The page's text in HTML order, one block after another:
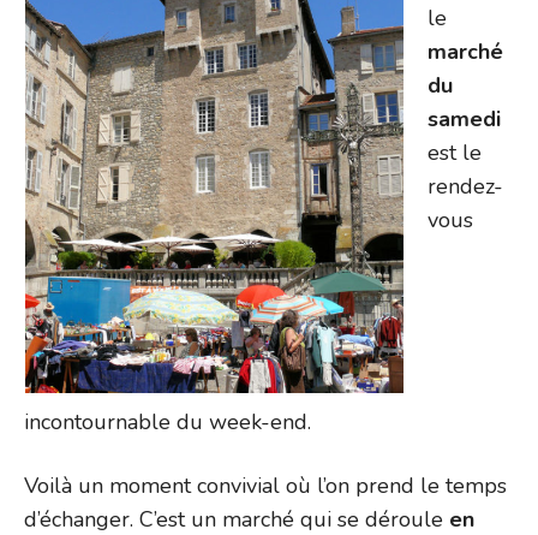
le
marché
du
samedi
est le
rendez-
vous
incontournable du week-end.
Voilà un moment convivial où l’on prend le temps
d’échanger. C’est un marché qui se déroule en